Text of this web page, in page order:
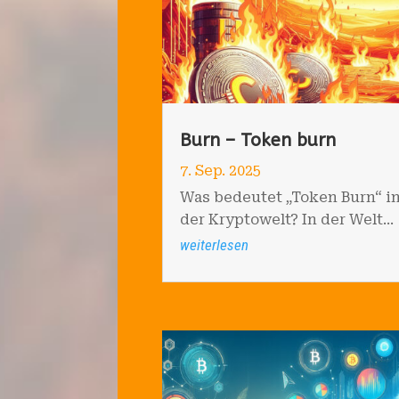
Burn – Token burn
7. Sep. 2025
Was bedeutet „Token Burn“
der Kryptowelt? In der Welt...
weiterlesen